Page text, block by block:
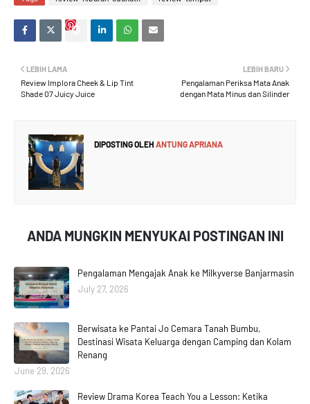
LEBIH BARU
Pengalaman Periksa Mata Anak
dengan Mata Minus dan Silinder
LEBIH LAMA
Review Implora Cheek & Lip Tint
Shade 07 Juicy Juice
DIPOSTING OLEH ANTUNG APRIANA
ANDA MUNGKIN MENYUKAI POSTINGAN INI
Pengalaman Mengajak Anak ke Milkyverse Banjarmasin
July 27, 2026
Berwisata ke Pantai Jo Cemara Tanah Bumbu,
Destinasi Wisata Keluarga dengan Camping dan Kolam
Renang
June 29, 2026
Review Drama Korea Teach You a Lesson: Ketika